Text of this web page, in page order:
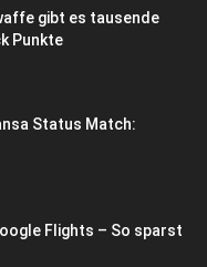
gibt es tausende
Punkte
Status Match:
Flights – So sparst